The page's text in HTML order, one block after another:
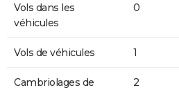
Vols dans les
véhicules
0
Vols de véhicules 1
Cambriolages de
2